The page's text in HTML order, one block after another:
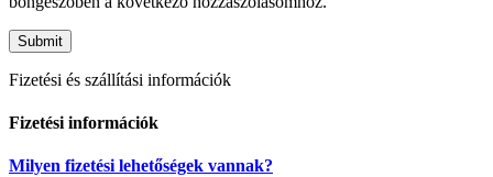
Fizetési és szállítási információk
Fizetési információk
Milyen fizetési lehetőségek vannak?